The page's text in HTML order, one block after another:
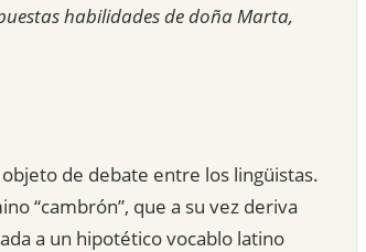
habilidades de doña Marta,
de debate entre los lingüistas.
“cambrón”, que a su vez deriva
a un hipotético vocablo latino